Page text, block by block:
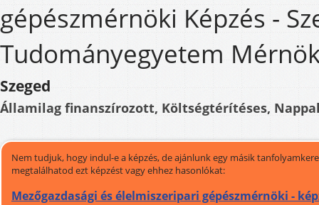
gépészmérnöki Képzés -
Tudományegyetem
Szeged
Államilag finanszírozott, Költségtérítéses,
Nem tudjuk, hogy indul-e a képzés, de ajánlunk egy másik
megtalálhatod ezt képzést vagy ehhez hasonlókat:
Mezőgazdasági és élelmiszeripari gépészmérnöki -